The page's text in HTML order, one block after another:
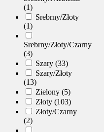
(1)
Srebrny/Złoty
(1)
Srebrny/Złoty/Czarny
(3)
Szary (33)
Szary/Złoty
(13)
Zielony (5)
Złoty (103)
Złoty/Czarny
(2)